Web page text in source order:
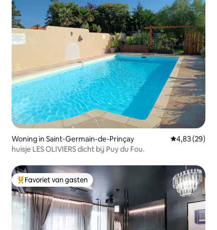
Woning in Saint-Germain-de-Prinçay Gemiddelde
4,83 (29)
huisje LES OLIVIERS dicht bij Puy du Fou.
Topfavoriet van gasten
Favoriet van gasten